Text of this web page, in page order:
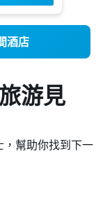
酒店
游見
幫助你找到下一